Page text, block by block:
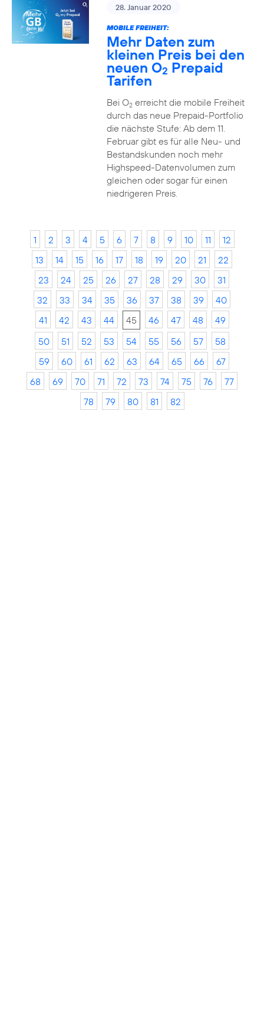
28. Januar 2020
MOBILE FREIHEIT:
Mehr Daten zum
kleinen Preis bei den
neuen O2 Prepaid
Tarifen
Bei O2erreicht die mobile Freiheit
durch das neue Prepaid-Portfolio
die nächste Stufe: Ab dem 11.
Februar gibt es für alle Neu- und
Bestandskunden noch mehr
Highspeed-Datenvolumen zum
gleichen oder sogar für einen
niedrigeren Preis.
1 2 3 4 5 6 7 8 9 10 11
12
13
14 15 16 17 18 19 20 21
22
23
24 25 26 27 28 29 30
31
32
33 34 35 36 37 38 39
40
41
42 43 44 45 46 47 48
49
50
51 52 53 54 55 56 57
58
59
60 61 62 63 64 65 66
67
68
69 70 71 72 73 74 75 76
77
78
79 80 81 82